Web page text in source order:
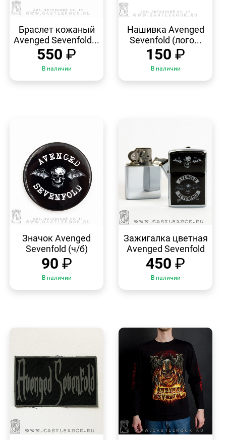
Браслет кожаный
Avenged Sevenfold...
550 ₽
В наличии
ПРОСМОТР
Нашивка Avenged
Sevenfold (лого...
150 ₽
В наличии
ПРОСМОТР
Значок Avenged
Sevenfold (ч/б)
90 ₽
В наличии
ПРОСМОТР
Зажигалка цветная
Avenged Sevenfold
450 ₽
В наличии